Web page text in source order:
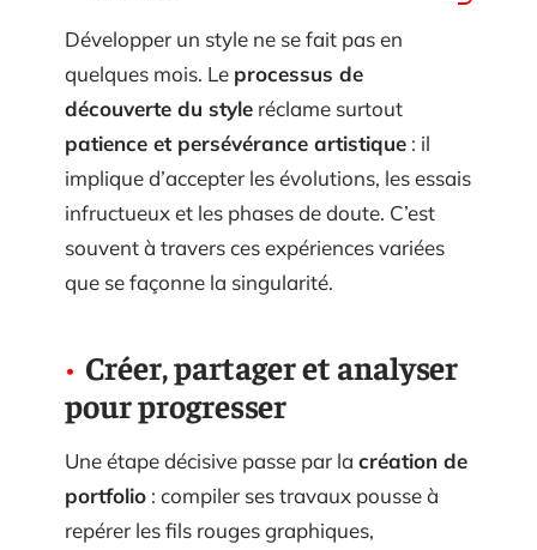
Développer un style ne se fait pas en
quelques mois. Le processus de
découverte du style réclame surtout
patience et persévérance artistique : il
implique d’accepter les évolutions, les essais
infructueux et les phases de doute. C’est
souvent à travers ces expériences variées
que se façonne la singularité.
Créer, partager et analyser
pour progresser
Une étape décisive passe par la création de
portfolio : compiler ses travaux pousse à
repérer les fils rouges graphiques,